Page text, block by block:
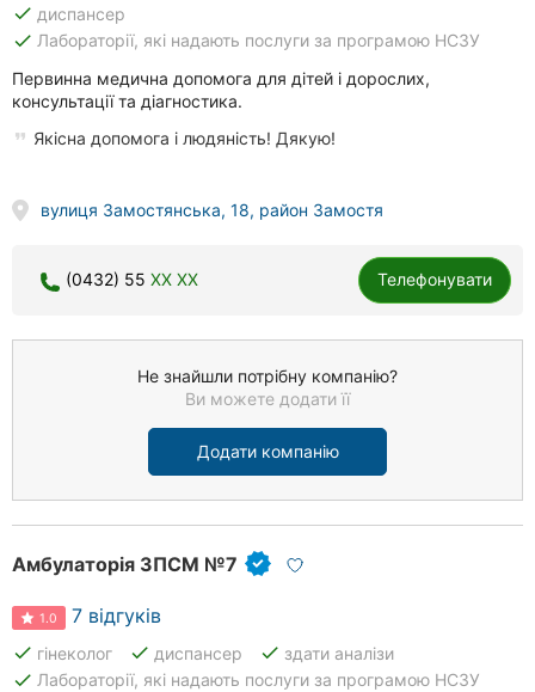
done диспансер
done Лабораторії, які надають послуги за програмою НСЗУ
Первинна медична допомога для дітей і дорослих,
консультації та діагностика.
Якісна допомога і людяність! Дякую!
вулиця Замостянська, 18, район Замостя
(0432) 55 XX XX Телефонувати
Не знайшли потрібну компанію?
Ви можете додати її
Додати компанію
Амбулаторія ЗПСМ №7
1.0 7 відгуків
done гінеколог done диспансер done здати аналізи
done Лабораторії, які надають послуги за програмою НСЗУ